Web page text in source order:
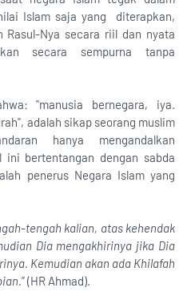
Islam saja yang diterapkan,
Rasul-Nya secara riil dan nyata
secara sempurna tanpa
"manusia bernegara, iya.
adalah sikap seorang muslim
hanya mengandalkan
bertentangan dengan sabda
penerus Negara Islam yang
tengah kalian, atas kehendak
Dia mengakhirinya jika Dia
Kemudian akan ada Khilafah
” (HR Ahmad).